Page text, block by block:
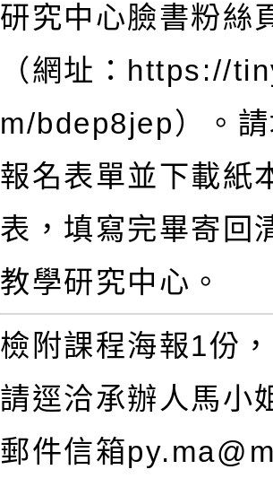
研究中心臉書粉絲
（網址：https://
m/bdep8jep）。
報名表單並下載紙
表，填寫完畢寄回
教學研究中心。
檢附課程海報1份
請逕洽承辦人馬小
郵件信箱